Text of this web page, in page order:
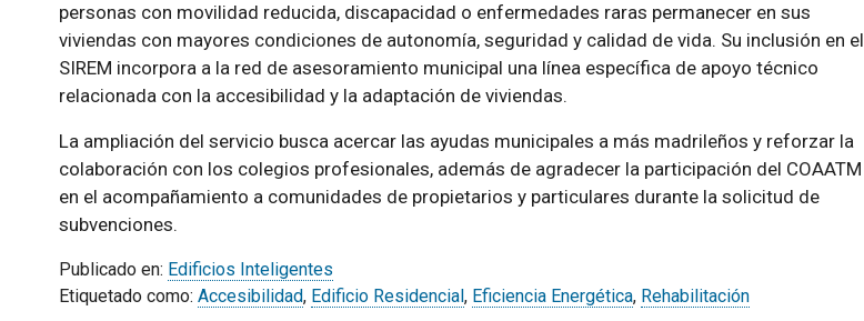
personas con movilidad reducida, discapacidad o enfermedades raras permanecer en sus
viviendas con mayores condiciones de autonomía, seguridad y calidad de vida. Su inclusión en el
SIREM incorpora a la red de asesoramiento municipal una línea específica de apoyo técnico
relacionada con la accesibilidad y la adaptación de viviendas.
La ampliación del servicio busca acercar las ayudas municipales a más madrileños y reforzar la
colaboración con los colegios profesionales, además de agradecer la participación del COAATM
en el acompañamiento a comunidades de propietarios y particulares durante la solicitud de
subvenciones.
Publicado en: Edificios Inteligentes
Etiquetado como: Accesibilidad, Edificio Residencial, Eficiencia Energética, Rehabilitación